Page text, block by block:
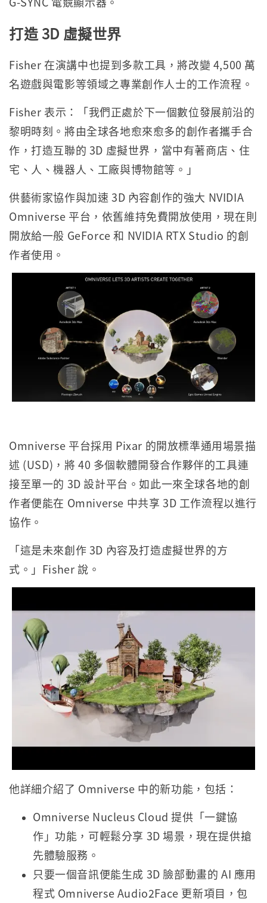
打造3D 虛擬世界
Fisher 在演講中也提到多款工具，將改變 4,500 萬
名遊戲與電影等領域之專業創作人士的工作流程。
Fisher 表示：「我們正處於下一個數位發展前沿的
黎明時刻。將由全球各地愈來愈多的創作者攜手合
作，打造互聯的 3D 虛擬世界，當中有著商店、住
宅、人、機器人、工廠與博物館等。」
供藝術家協作與加速 3D 內容創作的強大 NVIDIA
Omniverse 平台，依舊維持免費開放使用，現在則
開放給一般 GeForce 和 NVIDIA RTX Studio 的創
作者使用。
Omniverse 平台採用 Pixar 的開放標準通用場景描
述 (USD)，將 40 多個軟體開發合作夥伴的工具連
接至單一的 3D 設計平台。如此一來全球各地的創
作者便能在 Omniverse 中共享 3D 工作流程以進行
協作。
「這是未來創作 3D 內容及打造虛擬世界的方
式。」Fisher 說。
他詳細介紹了 Omniverse 中的新功能，包括：
Omniverse Nucleus Cloud 提供「一鍵協
作」功能，可輕鬆分享 3D 場景，現在提供搶
先體驗服務。
只要一個音訊便能生成 3D 臉部動畫的 AI 應用
程式 Omniverse Audio2Face 更新項目，包